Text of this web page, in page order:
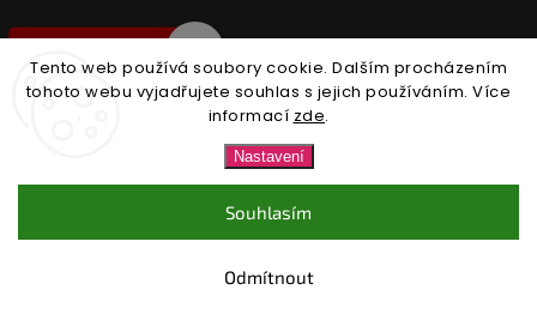
Tento web používá soubory cookie. Dalším procházením
tohoto webu vyjadřujete souhlas s jejich používáním. Více
informací zde.
Nastavení
Odmítnout
Souhlasím
Nonari.cz. Všechna práva vyhrazena.
Upravit nastavení cookies
Shoptet| Design